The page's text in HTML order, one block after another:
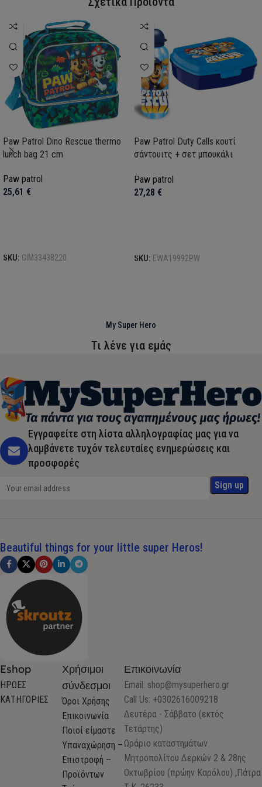
Paw Patrol Dino Rescue thermo
lunch bag 21 cm
Paw patrol
25,61 €
SKU: GIM33438220
Paw Patrol Duty Calls κουτί
σάντουιτς + σετ μπουκάλι
Paw patrol
27,28 €
SKU: EWA19992PW
My Super Hero
Τι λένε για εμάς
Εγγραφείτε στη λίστα αλληλογραφίας μας για να
λαμβάνετε τυχόν τελευταίες ενημερώσεις και
προσφορές
Beautiful things for your little super Heros!
Eshop
ΗΡΩΕΣ
ΚΑΤΗΓΟΡΙΕΣ
Χρήσιμοι
σύνδεσμοι
Όροι Χρήσης
Επικοινωνία
Ποιοί είμαστε
Υπαναχώρηση –
Επιστροφή –
Προϊόντων
Επικοινωνία
Email: shop@mysuperhero.gr
Call Us: +0302616009218
Δευτέρα - Σάββατο (εκτός
Τετάρτης)
Ωράριο καταστημάτων
Μητροπολίτου Δερκών 2 & 28ης
Οκτωβρίου (πρώην Καρόλου) ,Πάτρα